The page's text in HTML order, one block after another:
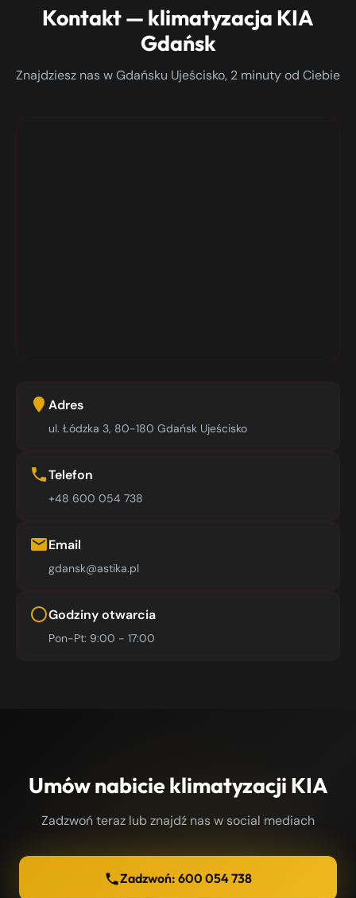
Kontakt — klimatyzacja KIA
Gdańsk
Znajdziesz nas w Gdańsku Ujeścisko, 2 minuty od Ciebie
Adres
ul. Łódzka 3, 80-180 Gdańsk Ujeścisko
Telefon
+48 600 054 738
Email
gdansk@astika.pl
Godziny otwarcia
Pon-Pt: 9:00 - 17:00
Umów nabicie klimatyzacji KIA
Zadzwoń teraz lub znajdź nas w social mediach
Zadzwoń: 600 054 738